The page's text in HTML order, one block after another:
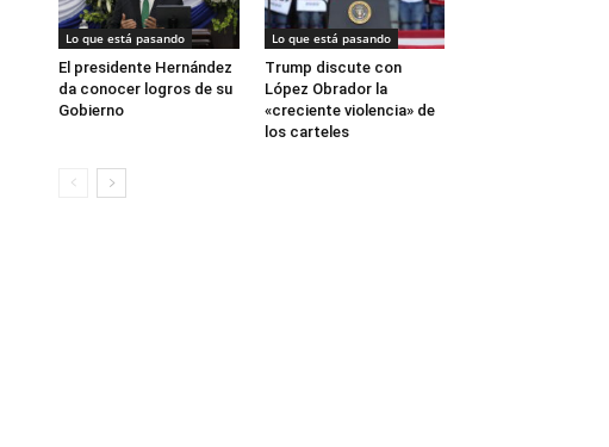
Lo que está pasando
El presidente Hernández
da conocer logros de su
Gobierno
Lo que está pasando
Trump discute con
López Obrador la
«creciente violencia» de
los carteles